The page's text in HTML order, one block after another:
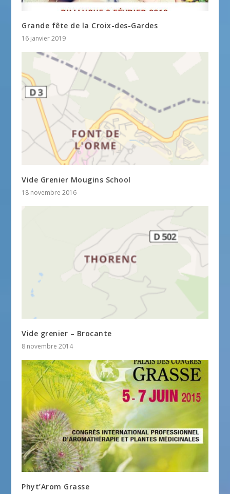
Grande fête de la Croix-des-Gardes
16 janvier 2019
Vide Grenier Mougins School
18 novembre 2016
Vide grenier – Brocante
8 novembre 2014
Phyt’Arom Grasse